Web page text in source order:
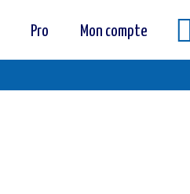
Pro Mon compte